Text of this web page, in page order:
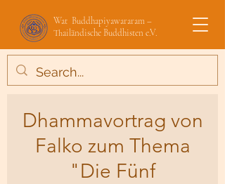
Wat Buddhapiyawararam –
Thailändische Buddhisten e.V.
Dhammavortrag von
Falko zum Thema
"Die Fünf